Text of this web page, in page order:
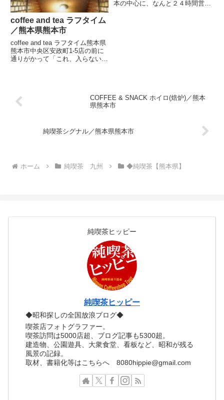
coffee and tea ラフタイム
／熊本県熊本市
coffee and tea ラフタイム熊本県
熊本市中央区安政町1-5店の前に
通りがかって「これ、入らない
に良いです。めず...
本の中心に、なんと２４時間営業
COFFEE & SNACK ホイロ(焙炉)／熊本
県熊本市
純喫茶シグナル／熊本県熊本市
ホーム 純喫茶 九州 ◆純喫茶【熊本県】
純喫茶ヒッピー
純喫茶ヒッピー
◆昭和探しの全国放浪ブログ◆
喫茶店フォトグラファー。
喫茶訪問は5000店超、ブログ記事も5300超。
建造物、公園遊具、大衆食堂、看板など、昭和が残る
風景の記録。
取材、書籍化等はこちらへ 8080hippie@gmail.com